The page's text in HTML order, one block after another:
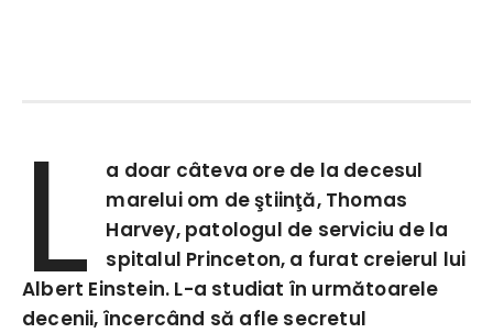
L
a doar câteva ore de la decesul
marelui om de ştiinţă, Thomas
Harvey, patologul de serviciu de la
spitalul Princeton, a furat creierul lui
Albert Einstein. L-a studiat în următoarele
decenii, încercând să afle secretul